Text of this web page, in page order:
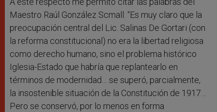
Maestro Raúl González Scmall: “Es muy claro que la
preocupación central del Lic. Salinas De Gortari (con
la reforma constitucional) no era la libertad religiosa
como derecho humano, sino el problema histórico
Iglesia-Estado que habría que replantearlo en
términos de modernidad… se superó, parcialmente,
la insostenible situación de la Constitución de 1917…
Pero se conservó, por lo menos en forma